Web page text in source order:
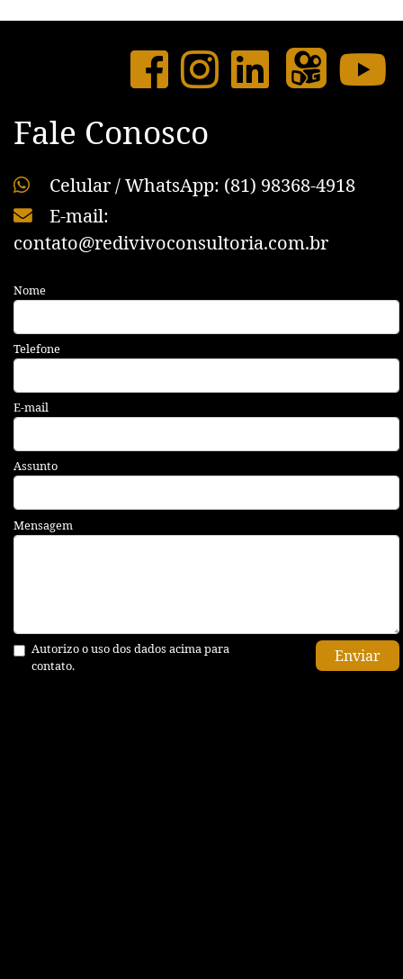
Fale Conosco
Celular / WhatsApp: (81) 98368-4918
E-mail:
contato@redivivoconsultoria.com.br
Nome
Telefone
E-mail
Assunto
Mensagem
Autorizo o uso dos dados acima para
contato.
Enviar